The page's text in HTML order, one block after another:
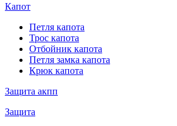
Капот
Петля капота
Трос капота
Отбойник капота
Петля замка капота
Крюк капота
Защита акпп
Защита